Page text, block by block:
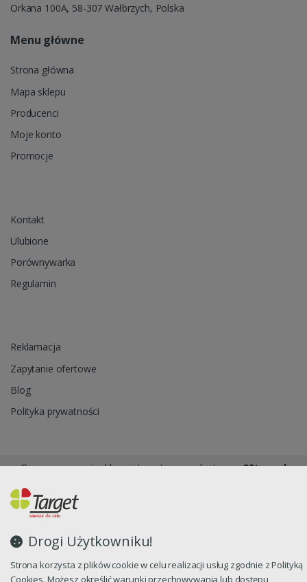
Drogi Użytkowniku!
Strona korzysta z plików cookie w celu realizacji usług zgodnie z Polityką
Cookies. Możesz określić warunki przechowywania lub dostępu
Orkana 100A, 58-307 Wałbrzych, Polska
Menu główne
Strona główna
Mapa sklepu
Producenci
Moje konto
Promocje
Kontakt
Ulubione
Porównywarka
Regulamin
Reklamacja
Zapytanie ofertowe
Blog
Polityka prywatności
Oprogramowanie sklepu internetowego dostarczaCStore.pl